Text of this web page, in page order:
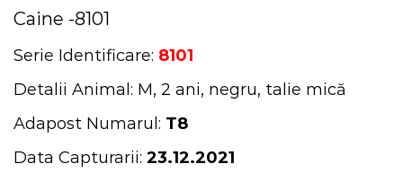
Caine -8101
Serie Identificare: 8101
Detalii Animal: M, 2 ani, negru, talie mică
Adapost Numarul: T8
Data Capturarii: 23.12.2021